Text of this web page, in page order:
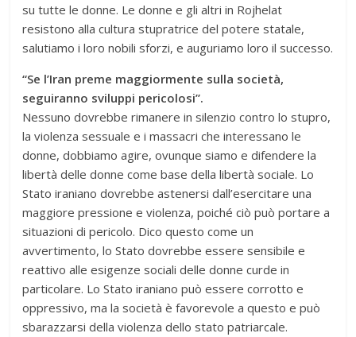
su tutte le donne. Le donne e gli altri in Rojhelat
resistono alla cultura stupratrice del potere statale,
salutiamo i loro nobili sforzi, e auguriamo loro il successo.
“Se l’Iran preme maggiormente sulla società,
seguiranno sviluppi pericolosi”.
Nessuno dovrebbe rimanere in silenzio contro lo stupro,
la violenza sessuale e i massacri che interessano le
donne, dobbiamo agire, ovunque siamo e difendere la
libertà delle donne come base della libertà sociale. Lo
Stato iraniano dovrebbe astenersi dall’esercitare una
maggiore pressione e violenza, poiché ciò può portare a
situazioni di pericolo. Dico questo come un
avvertimento, lo Stato dovrebbe essere sensibile e
reattivo alle esigenze sociali delle donne curde in
particolare. Lo Stato iraniano può essere corrotto e
oppressivo, ma la società è favorevole a questo e può
sbarazzarsi della violenza dello stato patriarcale.